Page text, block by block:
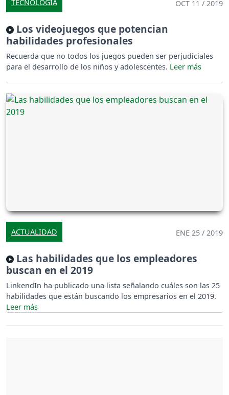
TECNOLOGÍA OCT 11 / 2019
Los videojuegos que potencian
habilidades profesionales
Recuerda que no todos los juegos pueden ser perjudiciales
para el desarrollo de los niños y adolescentes.
ACTUALIDAD ENE 25 / 2019
Las habilidades que los empleadores
buscan en el 2019
LinkendIn ha publicado una lista señalando cuáles son las 25
habilidades que están buscando los empresarios en el 2019.